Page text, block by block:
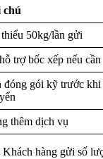
chú
50kg/lần gửi
trợ bốc xếp nếu cần
đóng gói kỹ trước khi
thêm dịch vụ
hàng gửi số